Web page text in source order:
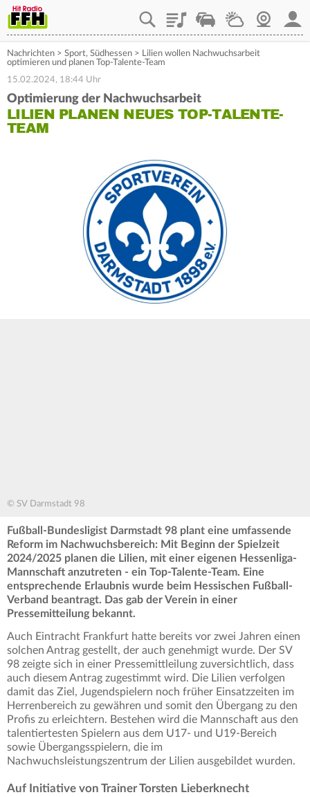
PlaylistStaupilotWetterWebcam
Nachrichten > Sport, Südhessen > Lilien wollen Nachwuchsarbeit
optimieren und planen Top-Talente-Team
15.02.2024, 18:44 Uhr
Optimierung der Nachwuchsarbeit
LILIEN PLANEN NEUES TOP-TALENTE-
TEAM
© SV Darmstadt 98
Fußball-Bundesligist Darmstadt 98 plant eine umfassende
Reform im Nachwuchsbereich: Mit Beginn der Spielzeit
2024/2025 planen die Lilien, mit einer eigenen Hessenliga-
Mannschaft anzutreten - ein Top-Talente-Team. Eine
entsprechende Erlaubnis wurde beim Hessischen Fußball-
Verband beantragt. Das gab der Verein in einer
Pressemitteilung bekannt.
Auch Eintracht Frankfurt hatte bereits vor zwei Jahren einen
solchen Antrag gestellt, der auch genehmigt wurde. Der SV
98 zeigte sich in einer Pressemittleilung zuversichtlich, dass
auch diesem Antrag zugestimmt wird. Die Lilien verfolgen
damit das Ziel, Jugendspielern noch früher Einsatzzeiten im
Herrenbereich zu gewähren und somit den Übergang zu den
Profis zu erleichtern. Bestehen wird die Mannschaft aus den
talentiertesten Spielern aus dem U17- und U19-Bereich
sowie Übergangsspielern, die im
Nachwuchsleistungszentrum der Lilien ausgebildet wurden.
Auf Initiative von Trainer Torsten Lieberknecht